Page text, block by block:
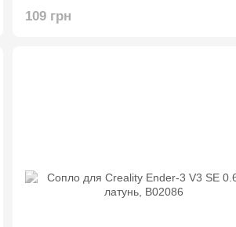
нікельована мідь
109 грн